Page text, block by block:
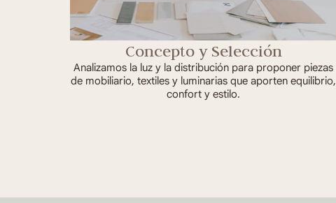
Concepto y Selección
Analizamos la luz y la distribución para proponer piezas
de mobiliario, textiles y luminarias que aporten equilibrio,
confort y estilo.